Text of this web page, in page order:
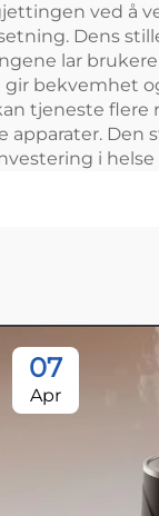
ved å
Dens
lar
bekvemhet
tjeneste flere
apparater. Den
i
07
Apr